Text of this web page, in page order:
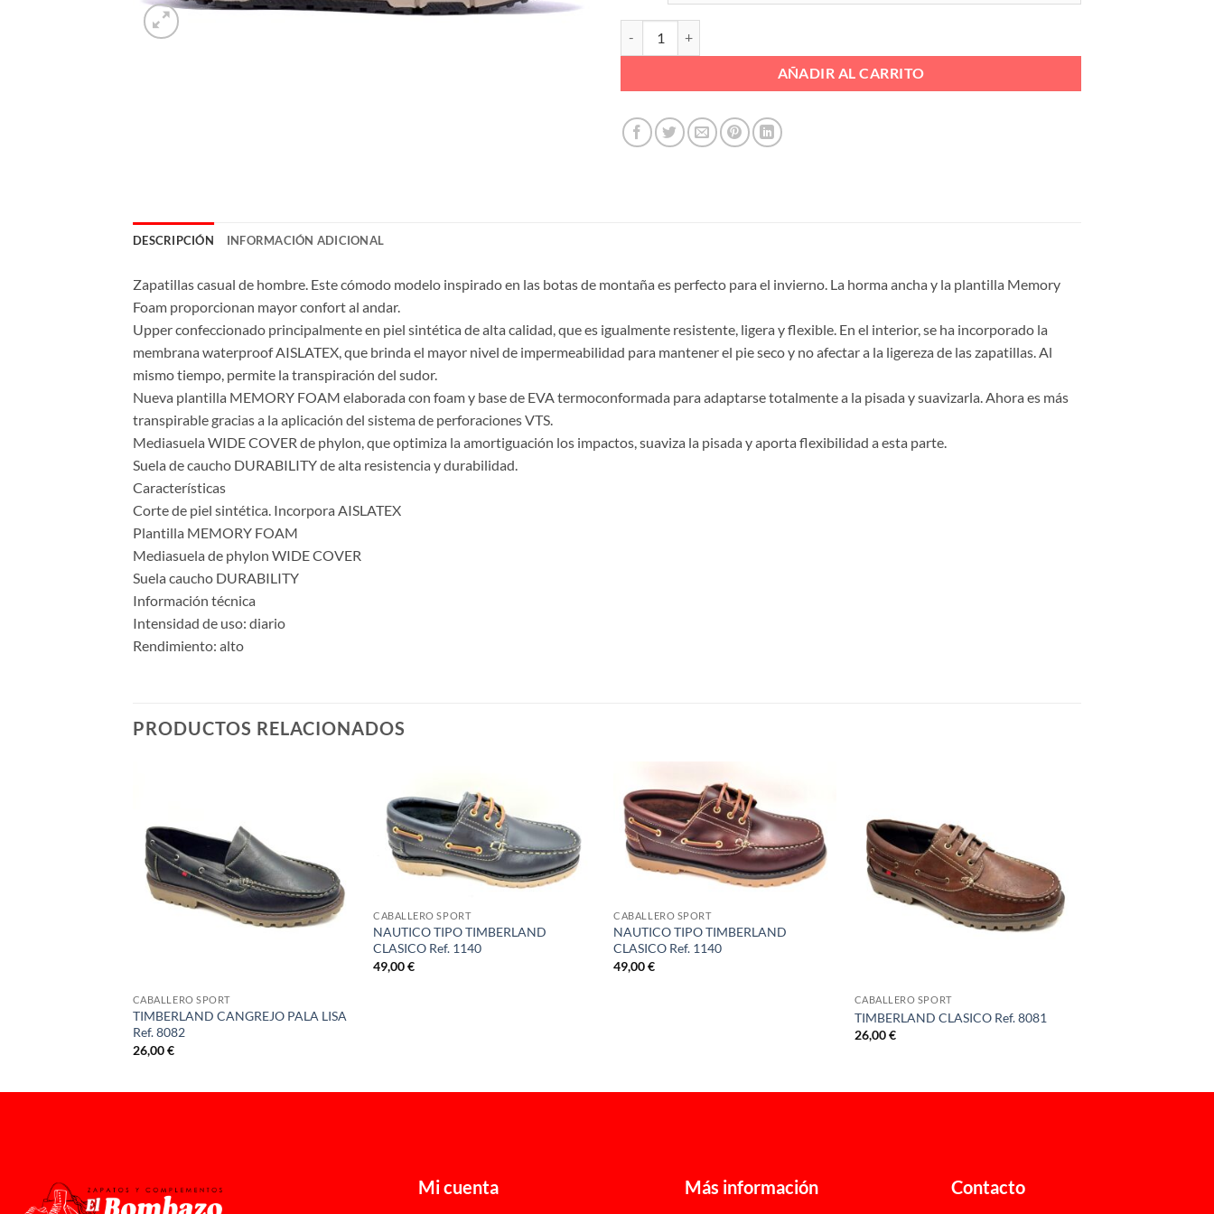
AÑADIR AL CARRITO
DESCRIPCIÓN INFORMACIÓN ADICIONAL
Zapatillas casual de hombre. Este cómodo modelo inspirado en las botas de montaña es perfecto para el invierno. La horma ancha y la plantilla Memory
Foam proporcionan mayor confort al andar.
Upper confeccionado principalmente en piel sintética de alta calidad, que es igualmente resistente, ligera y flexible. En el interior, se ha incorporado la
membrana waterproof AISLATEX, que brinda el mayor nivel de impermeabilidad para mantener el pie seco y no afectar a la ligereza de las zapatillas. Al
mismo tiempo, permite la transpiración del sudor.
Nueva plantilla MEMORY FOAM elaborada con foam y base de EVA termoconformada para adaptarse totalmente a la pisada y suavizarla. Ahora es más
transpirable gracias a la aplicación del sistema de perforaciones VTS.
Mediasuela WIDE COVER de phylon, que optimiza la amortiguación los impactos, suaviza la pisada y aporta flexibilidad a esta parte.
Suela de caucho DURABILITY de alta resistencia y durabilidad.
Características
Corte de piel sintética. Incorpora AISLATEX
Plantilla MEMORY FOAM
Mediasuela de phylon WIDE COVER
Suela caucho DURABILITY
Información técnica
Intensidad de uso: diario
Rendimiento: alto
PRODUCTOS RELACIONADOS
CABALLERO SPORT
TIMBERLAND CANGREJO PALA LISA
Ref. 8082
26,00€
CABALLERO SPORT
NAUTICO TIPO TIMBERLAND
CLASICO Ref. 1140
49,00€
CABALLERO SPORT
NAUTICO TIPO TIMBERLAND
CLASICO Ref. 1140
49,00€
CABALLERO SPORT
TIMBERLAND CLASICO Ref. 8081
26,00€
Mi cuenta Más información Contacto